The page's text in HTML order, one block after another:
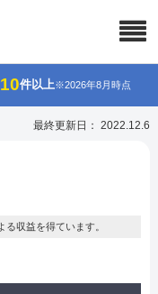
件以上※2026年8月時点
最終更新日： 2022.12.6
収益を得ています。